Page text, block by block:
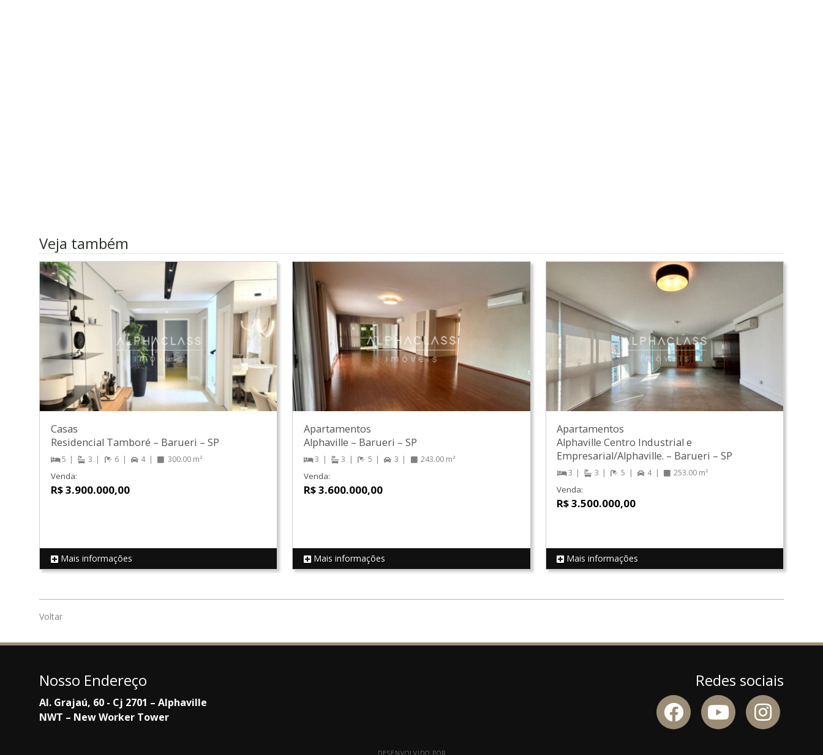
Veja também
REF 18962
Casas
Residencial Tamboré – Barueri – SP
5 3 6 4 300.00 m²
Venda:
R$ 3.900.000,00
Mais informações REF 18219
Apartamentos
Alphaville – Barueri – SP
3 3 5 3 243.00 m²
Venda:
R$ 3.600.000,00
Mais informações REF 18537
Apartamentos
Alphaville Centro Industrial e
Empresarial/Alphaville. – Barueri –SP
3 3 5 4 253.00 m²
Venda:
R$ 3.500.000,00
Mais informações
Voltar
Nosso Endereço
Al. Grajaú, 60 - Cj 2701 – Alphaville
NWT – New Worker Tower
Redes sociais
DESENVOLVIDO POR